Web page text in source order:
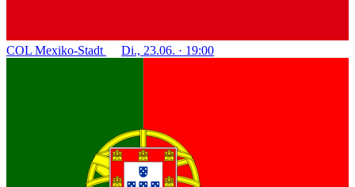
COL Mexiko-Stadt Di., 23.06. · 19:00